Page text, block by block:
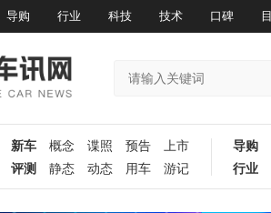
导购 行业 科技 技术 口碑
新车 概念 谍照 预告
上市
评测
静态 动态 用车 游记
导购
行业